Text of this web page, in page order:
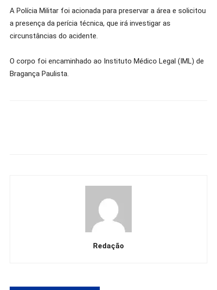
A Polícia Militar foi acionada para preservar a área e solicitou
a presença da perícia técnica, que irá investigar as
circunstâncias do acidente.
O corpo foi encaminhado ao Instituto Médico Legal (IML) de
Bragança Paulista.
Redação